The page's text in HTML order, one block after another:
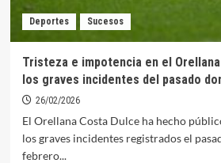
Subasta
Dehesa
Boyal
Deportes Sucesos
Tristeza e impotencia en el
los graves incidentes del pasado
26/02/2026
El Orellana Costa Dulce ha hecho
los graves incidentes registrados el
febrero...